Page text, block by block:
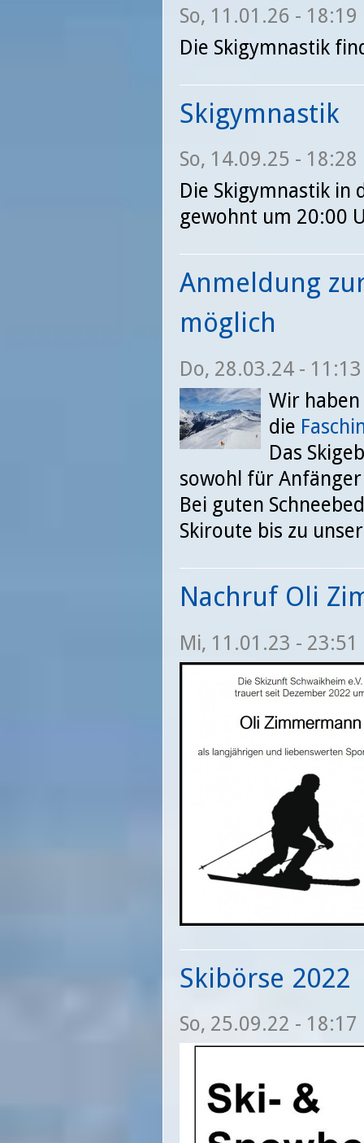
So, 11.01.26 - 18:19
Die Skigymnastik
Skigymnastik
So, 14.09.25 - 18:28
Die Skigymnastik in
gewohnt um 20:00
Anmeldung
möglich
Do, 28.03.24 - 11:13
Wir
die
Das
sowohl für
Bei guten
Skiroute bis zu
Nachruf Oli
Mi, 11.01.23 - 23:51
Skibörse 2022
So, 25.09.22 - 18:17